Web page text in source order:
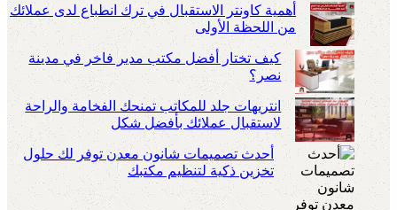
أهمية كاونتر الاستقبال في ترك انطباع لدى عملائك
من اللحظة الأولى
كيف تختار أفضل مكتب مدير فاخر في مدينة
نصر؟
انتريهات جلد للمكاتب تمنحك الفخامة والراحة
لاستقبال عملائك بأفضل شكل
أحدث تصميمات شانون معدن توفر لك حلول
تخزين ذكية لتنظيم مكتبك